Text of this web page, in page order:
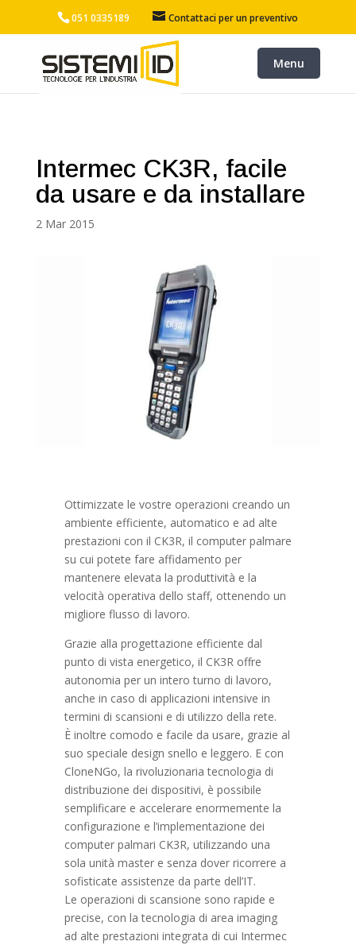
051 0335189 Contattaci per un preventivo
Intermec CK3R, facile
da usare e da installare
2 Mar 2015
Ottimizzate le vostre operazioni creando un
ambiente efficiente, automatico e ad alte
prestazioni con il CK3R, il computer palmare
su cui potete fare affidamento per
mantenere elevata la produttività e la
velocità operativa dello staff, ottenendo un
migliore flusso di lavoro.
Grazie alla progettazione efficiente dal
punto di vista energetico, il CK3R offre
autonomia per un intero turno di lavoro,
anche in caso di applicazioni intensive in
termini di scansioni e di utilizzo della rete.
È inoltre comodo e facile da usare, grazie al
suo speciale design snello e leggero. E con
CloneNGo, la rivoluzionaria tecnologia di
distribuzione dei dispositivi, è possibile
semplificare e accelerare enormemente la
configurazione e l’implementazione dei
computer palmari CK3R, utilizzando una
sola unità master e senza dover ricorrere a
sofisticate assistenze da parte dell’IT.
Le operazioni di scansione sono rapide e
precise, con la tecnologia di area imaging
ad alte prestazioni integrata di cui Intermec